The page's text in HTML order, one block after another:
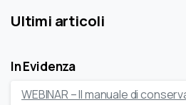
Ultimi articoli
In Evidenza
WEBINAR – Il manuale di